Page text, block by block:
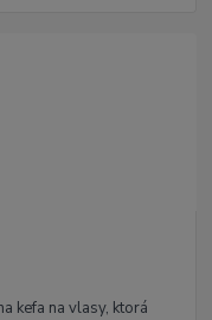
kefa na vlasy, ktorá